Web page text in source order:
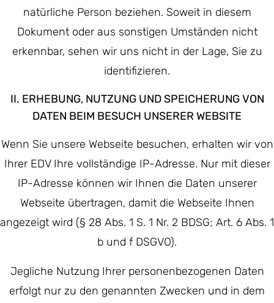
natürliche Person beziehen. Soweit in diesem
Dokument oder aus sonstigen Umständen nicht
erkennbar, sehen wir uns nicht in der Lage, Sie zu
identifizieren.
II. ERHEBUNG, NUTZUNG UND SPEICHERUNG VON
DATEN BEIM BESUCH UNSERER WEBSITE
Wenn Sie unsere Webseite besuchen, erhalten wir von
Ihrer EDV Ihre vollständige IP-Adresse. Nur mit dieser
IP-Adresse können wir Ihnen die Daten unserer
Webseite übertragen, damit die Webseite Ihnen
angezeigt wird (§ 28 Abs. 1 S. 1 Nr. 2 BDSG; Art. 6 Abs. 1
b und f DSGVO).
Jegliche Nutzung Ihrer personenbezogenen Daten
erfolgt nur zu den genannten Zwecken und in dem